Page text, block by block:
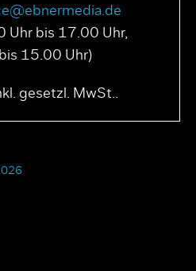
Uhr bis 17.00 Uhr,
15.00 Uhr)
gesetzl. MwSt..